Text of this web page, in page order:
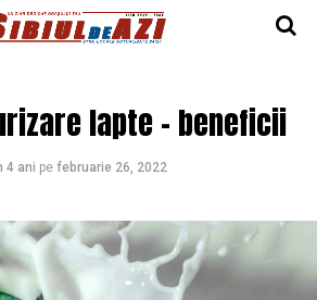
lapte – beneficii
4 ani pe februarie 26, 2022